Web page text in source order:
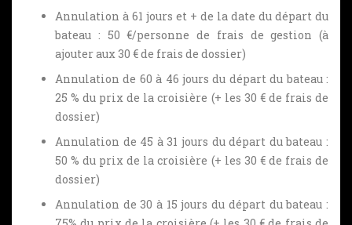
Annulation à 61 jours et + de la date du départ du
bateau : 50 €/personne de frais de gestion (à
ajouter aux 30 € de frais de dossier)
Annulation de 60 à 46 jours du départ du bateau :
25 % du prix de la croisière (+ les 30 € de frais de
dossier)
Annulation de 45 à 31 jours du départ du bateau :
50 % du prix de la croisière (+ les 30 € de frais de
dossier)
Annulation de 30 à 15 jours du départ du bateau :